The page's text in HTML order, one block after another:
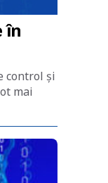
în
control și
mai